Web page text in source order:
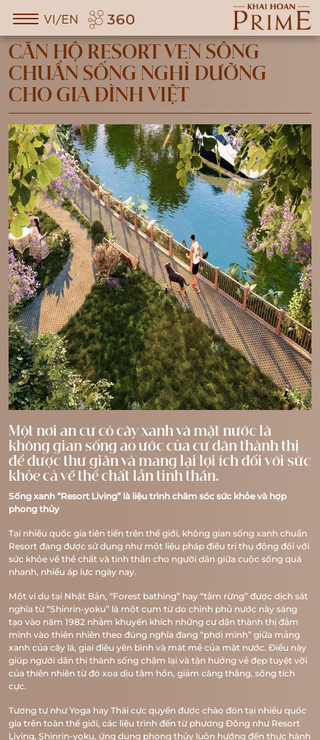
VI/EN
CĂN HỘ RESORT VEN SÔNG
CHUẨN SỐNG NGHỈ DƯỠNG
CHO GIA ĐÌNH VIỆT
Một nơi an cư có cây xanh và mặt nước là
không gian sống ao ước của cư dân thành thị
để được thư giãn và mang lại lợi ích đối với sức
khỏe cả về thể chất lẫn tinh thần.
Sống xanh “Resort Living” là liệu trình chăm sóc sức khỏe và hợp
phong thủy
Tại nhiều quốc gia tiên tiến trên thế giới, không gian sống xanh chuẩn
Resort đang được sử dụng như một liệu pháp điều trị thụ động đối với
sức khỏe về thể chất và tinh thần cho người dân giữa cuộc sống quá
nhanh, nhiều áp lực ngày nay.
Một ví dụ tại Nhật Bản, “Forest bathing” hay “tắm rừng” được dịch sát
nghĩa từ “Shinrin-yoku” là một cụm từ do chính phủ nước này sáng
tạo vào năm 1982 nhằm khuyến khích những cư dân thành thị đắm
mình vào thiên nhiên theo đúng nghĩa đang “phơi mình” giữa mảng
xanh của cây lá, giai điệu yên bình và mát mẻ của mặt nước. Điều này
giúp người dân thị thành sống chậm lại và tận hưởng vẻ đẹp tuyệt vời
của thiên nhiên từ đó xoa dịu tâm hồn, giảm căng thẳng, sống tích
cực.
Tương tự như Yoga hay Thái cực quyền được chào đón tại nhiều quốc
gia trên toàn thế giới, các liệu trình đến từ phương Đông như Resort
Living, Shinrin-yoku, ứng dụng phong thủy luôn hướng đến thực hành